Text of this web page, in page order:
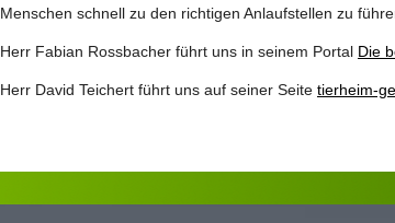
Menschen schnell zu den richtigen Anlaufstellen zu
Herr Fabian Rossbacher führt uns in seinem Portal Die
Herr David Teichert führt uns auf seiner Seite tierheim-